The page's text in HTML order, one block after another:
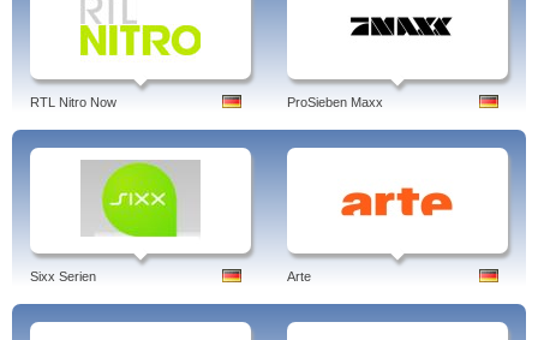
RTL Nitro Now ProSieben Maxx
Sixx Serien Arte